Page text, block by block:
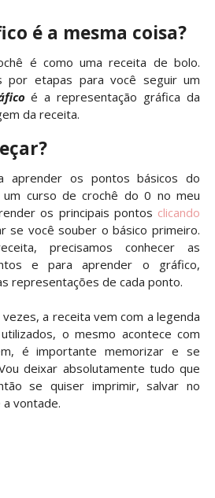
é a mesma coisa?
é como uma receita de bolo.
por etapas para você seguir um
é a representação gráfica da
da receita.
aprender os pontos básicos do
um curso de crochê do 0 no meu
os principais pontos clicando
se você souber o básico primeiro.
precisamos conhecer as
e para aprender o gráfico,
representações de cada ponto.
a receita vem com a legenda
o mesmo acontece com
é importante memorizar e se
deixar absolutamente tudo que
se quiser imprimir, salvar no
vontade.